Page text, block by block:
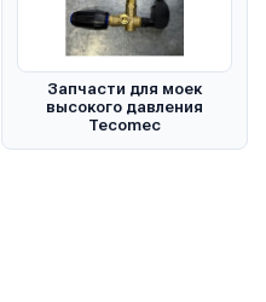
Запчасти для моек
высокого давления
Tecomec